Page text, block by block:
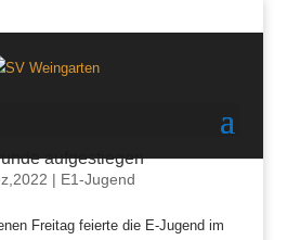
aufgestiegen
| E1-Jugend
Freitag feierte die E-Jugend im